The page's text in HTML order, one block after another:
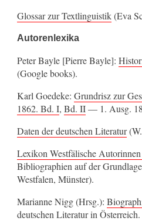
Glossar zur Textlinguistik(Eva
Autorenlexika
Peter Bayle [Pierre Bayle]:
(Google books).
Karl Goedeke:Grundrisz zur
1862. Bd. I,Bd. II— 1. Ausg.
Daten der deutschen Literatur
Lexikon Westfälische
Bibliographien auf der
Westfalen, Münster).
Marianne Nigg (Hrsg.):
deutschen Literatur in